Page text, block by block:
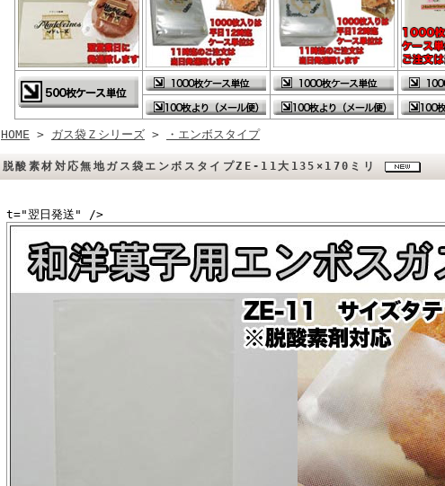
HOME > ガス袋Ｚシリーズ > ・エンボスタイプ
脱酸素材対応無地ガス袋エンボスタイプZE-11大135×170ミリ
t="翌日発送" />